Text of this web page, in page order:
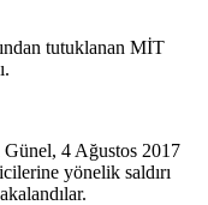
tutuklanan MİT
4 Ağustos 2017
yönelik saldırı